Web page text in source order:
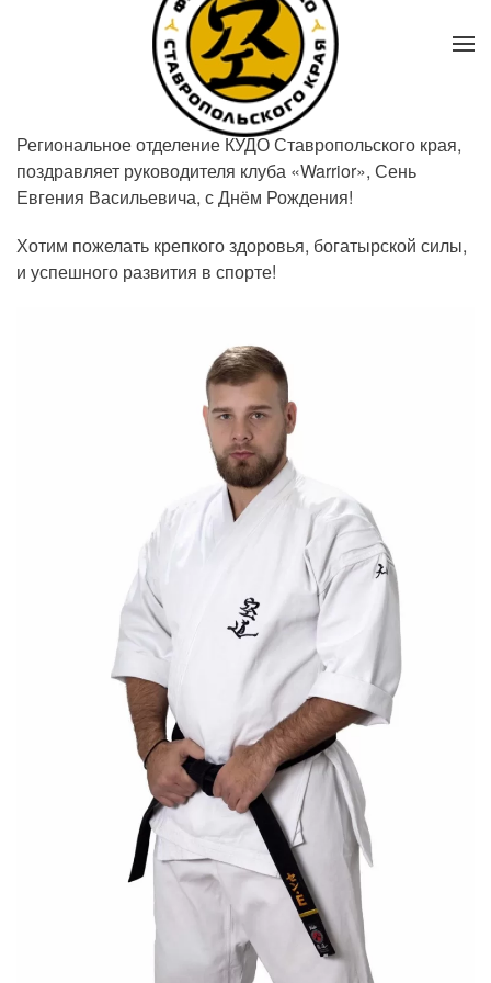
Региональное отделение КУДО Ставропольского края,
поздравляет руководителя клуба «Warrior», Сень
Евгения Васильевича, с Днём Рождения!
Хотим пожелать крепкого здоровья, богатырской силы,
и успешного развития в спорте!